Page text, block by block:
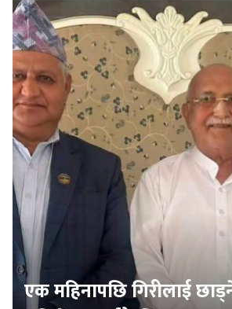
एक महिनापछि गिरीलाई